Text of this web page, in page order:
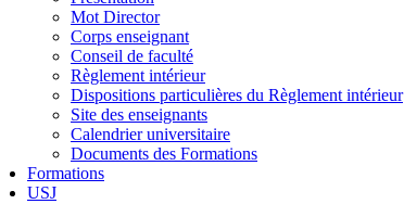
Mot Director
Corps enseignant
Conseil de faculté
Règlement intérieur
Dispositions particulières du Règlement intérieur
Site des enseignants
Calendrier universitaire
Documents des Formations
Formations
USJ